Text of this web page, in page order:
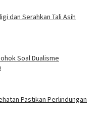
dan Serahkan Tali Asih
Soal Dualisme
Pastikan Perlindungan